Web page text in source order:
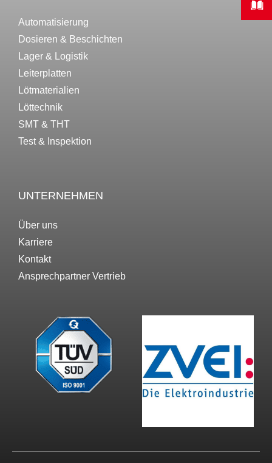
Automatisierung
Dosieren & Beschichten
Lager & Logistik
Leiterplatten
Lötmaterialien
Löttechnik
SMT & THT
Test & Inspektion
UNTERNEHMEN
Über uns
Karriere
Kontakt
Ansprechpartner Vertrieb